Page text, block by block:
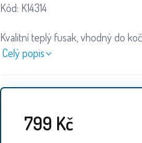
Kód: K14314
Kvalitní teplý fusak, vhodný do
Celý popis
799 Kč